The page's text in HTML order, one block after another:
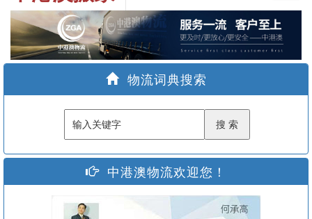
港
物流词典搜索
中港澳物流欢迎您！